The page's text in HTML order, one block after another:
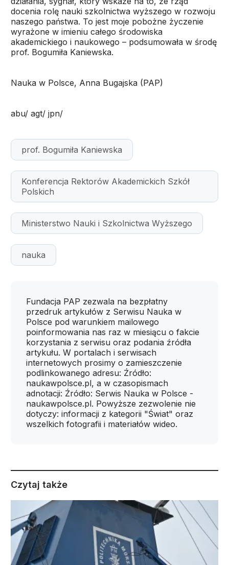
docenia rolę nauki szkolnictwa wyższego w rozwoju
naszego państwa. To jest moje pobożne życzenie
wyrażone w imieniu całego środowiska
akademickiego i naukowego – podsumowała w środę
prof. Bogumiła Kaniewska.
Nauka w Polsce, Anna Bugajska (PAP)
abu/ agt/ jpn/
prof. Bogumiła Kaniewska
Konferencja Rektorów Akademickich Szkół
Polskich
Ministerstwo Nauki i Szkolnictwa Wyższego
nauka
Fundacja PAP zezwala na bezpłatny
przedruk artykułów z Serwisu Nauka w
Polsce pod warunkiem mailowego
poinformowania nas raz w miesiącu o fakcie
korzystania z serwisu oraz podania źródła
artykułu. W portalach i serwisach
internetowych prosimy o zamieszczenie
podlinkowanego adresu: Źródło:
naukawpolsce.pl, a w czasopismach
adnotacji: Źródło: Serwis Nauka w Polsce -
naukawpolsce.pl. Powyższe zezwolenie nie
dotyczy: informacji z kategorii "Świat" oraz
wszelkich fotografii i materiałów wideo.
Czytaj także